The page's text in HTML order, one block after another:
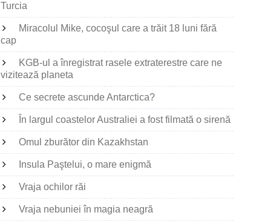
Turcia
Miracolul Mike, cocoşul care a trăit 18 luni fără
cap
KGB-ul a înregistrat rasele extraterestre care ne
vizitează planeta
Ce secrete ascunde Antarctica?
În largul coastelor Australiei a fost filmată o sirenă
Omul zburător din Kazakhstan
Insula Paştelui, o mare enigmă
Vraja ochilor răi
Vraja nebuniei în magia neagră